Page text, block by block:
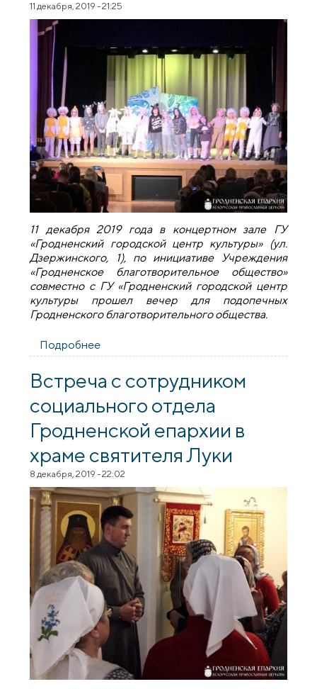
11 декабря, 2019 - 21:25
11 декабря 2019 года в концертном зале ГУ
«Гродненский городской центр культуры» (ул.
Дзержинского, 1), по инициативе Учреждения
«Гродненское благотворительное общество»
совместно с ГУ «Гродненский городской центр
культуры прошел вечер для подопечных
Гродненского благотворительного общества.
Подробнее
подопечных Гродненского
Встреча с сотрудником
социального отдела
Гродненской епархии в
храме святителя Луки
8 декабря, 2019 - 22:02